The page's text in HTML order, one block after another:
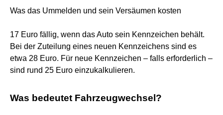
Was das Ummelden und sein Versäumen kosten
17 Euro fällig, wenn das Auto sein Kennzeichen behält.
Bei der Zuteilung eines neuen Kennzeichens sind es
etwa 28 Euro. Für neue Kennzeichen – falls erforderlich –
sind rund 25 Euro einzukalkulieren.
Was bedeutet Fahrzeugwechsel?